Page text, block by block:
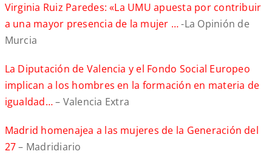
Virginia Ruiz Paredes: «La UMU apuesta por contribuir
a una mayor presencia de la mujer …-La Opinión de
Murcia
La Diputación de Valencia y el Fondo Social Europeo
implican a los hombres en la formación en materia de
igualdad…– Valencia Extra
Madrid homenajea a las mujeres de la Generación del
27– Madridiario